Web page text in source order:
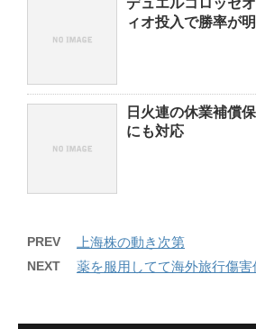
デュエルコロッセ
ィオ投入で勝率が
日火連の休業補償
にも対応
PREV 上海株の動き次第
NEXT 薬を服用してて海外旅行傷害